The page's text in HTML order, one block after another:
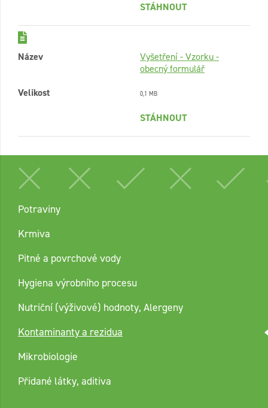
STÁHNOUT
Název
Vyšetření - Vzorku -
obecný formulář
Velikost
0,1 MB
STÁHNOUT
Potraviny
Krmiva
Pitné a povrchové vody
Hygiena výrobního procesu
Nutriční (výživové) hodnoty, Alergeny
Kontaminanty a rezidua
Mikrobiologie
Přidané látky, aditiva